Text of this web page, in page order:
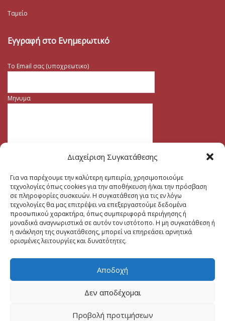
Διαχείριση Συγκατάθεσης
Για να παρέχουμε την καλύτερη εμπειρία, χρησιμοποιούμε
τεχνολογίες όπως cookies για την αποθήκευση ή/και την πρόσβαση
σε πληροφορίες συσκευών. Η συγκατάθεση για τις εν λόγω
τεχνολογίες θα μας επιτρέψει να επεξεργαστούμε δεδομένα
προσωπικού χαρακτήρα, όπως συμπεριφορά περιήγησης ή
μοναδικά αναγνωριστικά σε αυτόν τον ιστότοπο. Η μη συγκατάθεση ή
η ανάκληση της συγκατάθεσης, μπορεί να επηρεάσει αρνητικά
ορισμένες λειτουργίες και δυνατότητες.
Αποδοχή
Δεν αποδέχομαι
Προβολή προτιμήσεων
Ταμείο
Εγγραφή στο Ενημερωτικό
Το Email σας (υποχρεωτικο)
Μηνυμα